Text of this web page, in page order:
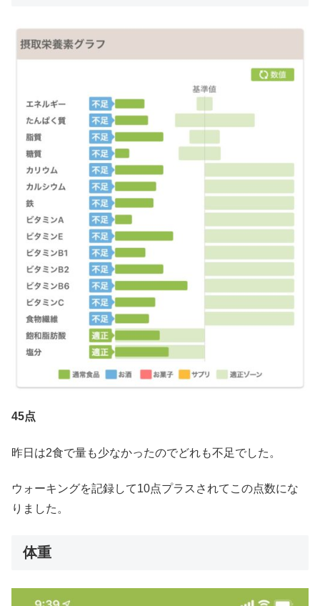
45点
昨日は2食で量も少なかったのでどれも不足でした。
ウォーキングを記録して10点プラスされてこの点数にな
りました。
体重